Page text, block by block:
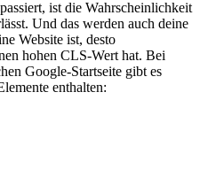
ist die Wahrscheinlichkeit
Und das werden auch deine
Website ist, desto
hohen CLS-Wert hat. Bei
Google-Startseite gibt es
enthalten: